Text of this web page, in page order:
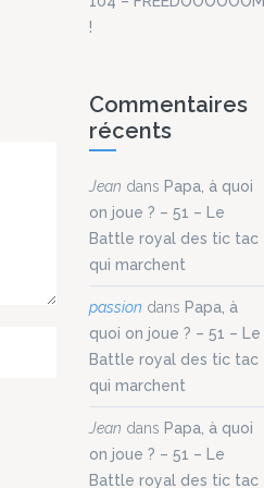
!
Commentaires
récents
Jean dans Papa, à quoi
on joue ? – 51 – Le
Battle royal des tic tac
qui marchent
passion dans Papa, à
quoi on joue ? – 51 – Le
Battle royal des tic tac
qui marchent
Jean dans Papa, à quoi
on joue ? – 51 – Le
Battle royal des tic tac